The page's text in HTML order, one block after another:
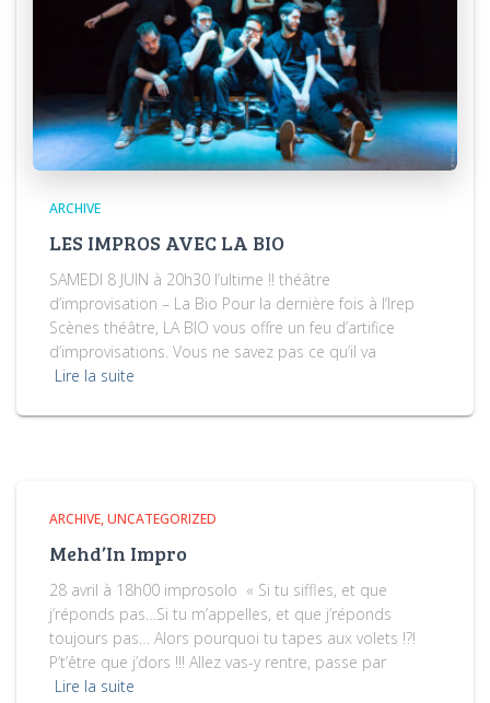
ARCHIVE
LES IMPROS AVEC LA BIO
SAMEDI 8 JUIN à 20h30 l’ultime !! théâtre
d’improvisation – La Bio Pour la dernière fois à l’Irep
Scènes théâtre, LA BIO vous offre un feu d’artifice
d’improvisations. Vous ne savez pas ce qu’il va
Lire la suite
ARCHIVE UNCATEGORIZED
Mehd’In Impro
28 avril à 18h00 improsolo « Si tu siffles, et que
j’réponds pas…Si tu m’appelles, et que j’réponds
toujours pas… Alors pourquoi tu tapes aux volets !?!
P’t’être que j’dors !!! Allez vas-y rentre, passe par
Lire la suite